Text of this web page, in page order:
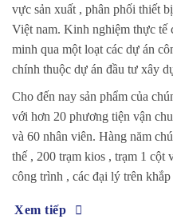
vực sản xuất , phân phối thiết
Việt nam. Kinh nghiệm thực tế
minh qua một loạt các dự án
chính thuộc dự án đầu tư xây
Cho đến nay sản phẩm của
với hơn 20 phương tiện vận
và 60 nhân viên. Hàng năm
thế , 200 trạm kios , trạm 1 cột
công trình , các đại lý trên
Xem tiếp